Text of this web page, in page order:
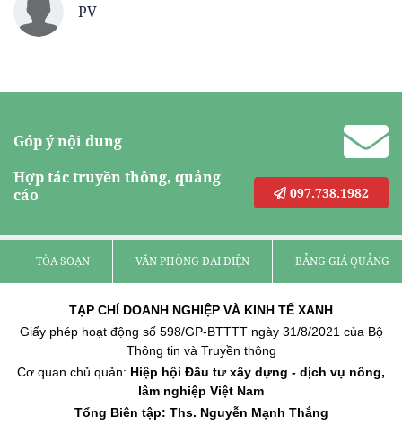
PV
Góp ý nội dung
Hợp tác truyền thông, quảng
cáo
097.738.1982
TÒA SOẠN VĂN PHÒNG ĐẠI DIỆN BẢNG GIÁ QUẢNG
TẠP CHÍ DOANH NGHIỆP VÀ KINH TẾ XANH
Giấy phép hoạt động số 598/GP-BTTTT ngày 31/8/2021 của Bộ
Thông tin và Truyền thông
Cơ quan chủ quản: Hiệp hội Đầu tư xây dựng - dịch vụ nông,
lâm nghiệp Việt Nam
Tổng Biên tập: Ths. Nguyễn Mạnh Thắng